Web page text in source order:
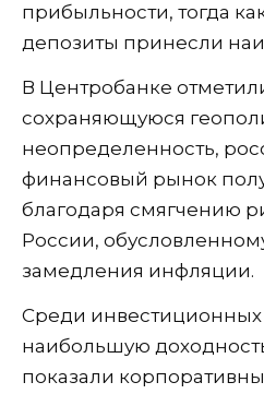
прибыльности, тогда
депозиты принесли
В Центробанке
сохраняющуюся
неопределенность,
финансовый рынок
благодаря смягчению
России,
замедления инфляции.
Среди инвестиционных
наибольшую
показали